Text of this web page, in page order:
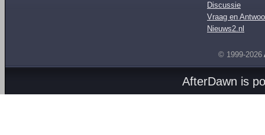
Discussie
Vraag en
Nieuws2.nl
© 1999-2026
AfterDawn is